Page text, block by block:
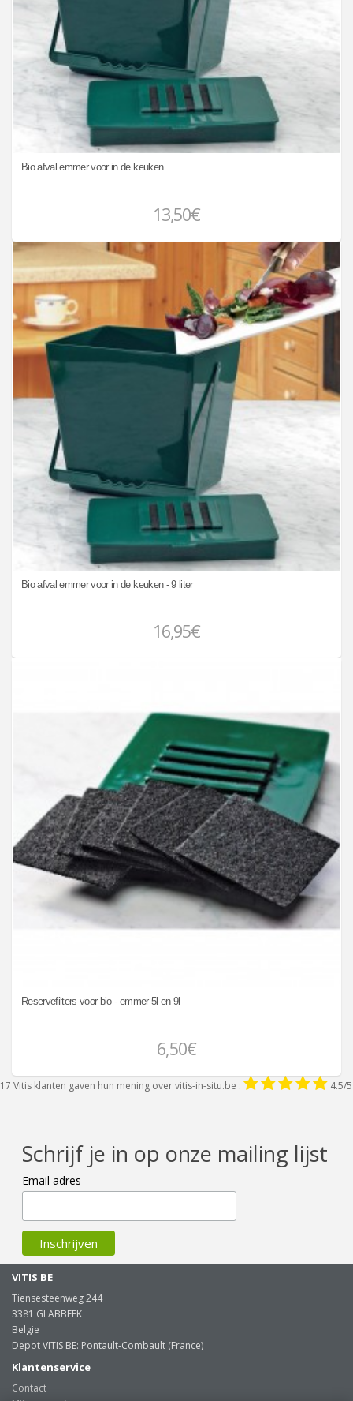
Bio afval emmer voor in de keuken
13,50€
Bio afval emmer voor in de keuken - 9 liter
16,95€
Reservefilters voor bio - emmer 5l en 9l
6,50€
17 Vitis klanten gaven hun mening overvitis-in-situ.be : 4.5/5
Schrijf je in op onze mailing lijst
Email adres
VITIS BE
Tiensesteenweg 244
3381 GLABBEEK
Belgie
Depot VITIS BE: Pontault-Combault (France)
Klantenservice
Contact